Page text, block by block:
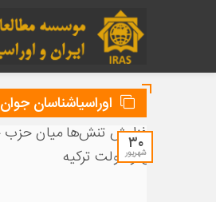
اوراسیاشناسان جوان Archives - صفحه 3 از 11 - ایراس
۳۰
شهریور